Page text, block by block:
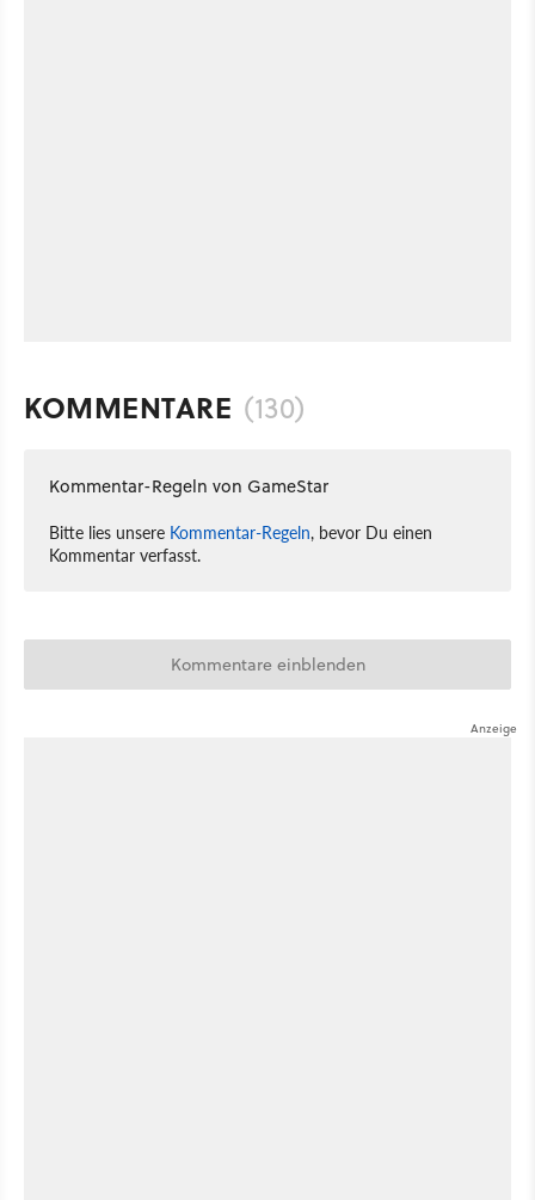
KOMMENTARE (130)
Kommentar-Regeln von GameStar
Bitte lies unsere Kommentar-Regeln, bevor Du einen
Kommentar verfasst.
Kommentare einblenden